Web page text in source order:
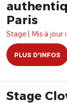
Paris
Stage | Mis à jour
PLUS D'INFOS
Stage